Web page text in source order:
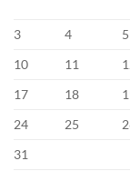
3
4 5
10
11
17
18
24
25
31